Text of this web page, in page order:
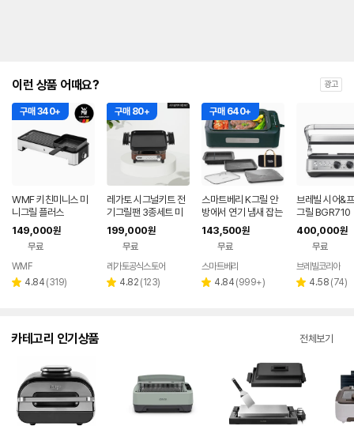
이런 상품 어때요? 광고
구매 340+
WMF 키친미니스 미
니그릴 플러스
149,000원
무료
WMF
별 4.84 리
(319)
구매 80+
레가토 시그널키트 전
기그릴팬 3종세트 미
니 캠핑 고기구이 가정
용 화로 전골 와이드
199,000원
무료
레가토공식스토어
별 4.82 리
(123)
구매 640+
스마트베리 K그릴 안
방에서 연기 냄새 잡는
가정용 대형 전기그릴
만능요리 짬짜팬 대형
전골팬
143,500원
무료
페이
스마트베리
별 4.84 리
(999+)
브레빌 시어&
그릴 BGR710
400,000원
무료
브레빌코리아
별 4.58 리
(74)
카테고리 인기상품 전체보기